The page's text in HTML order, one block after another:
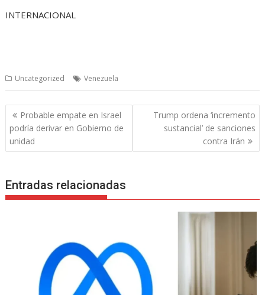
INTERNACIONAL
Uncategorized Venezuela
Navegación
de
entradas
Probable empate en Israel
podría derivar en Gobierno de
unidad
Trump ordena ‘incremento
sustancial’ de sanciones
contra Irán
Entradas relacionadas